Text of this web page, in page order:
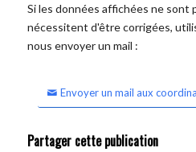
Si les données affichées ne sont
nécessitent d'être corrigées,
nous envoyer un mail :
Envoyer un mail aux
Partager cette publication